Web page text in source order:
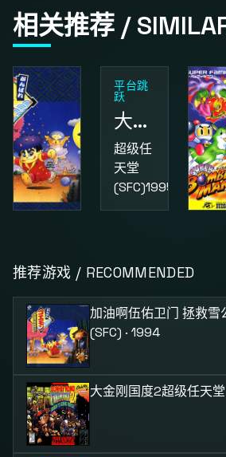
相关推荐 /
超级任
天堂
(SFC)1994
平台跳
跃
大金刚国度2
超级任
天堂
(SFC)1995
天堂
推荐游戏 / RECOMMENDED
加油啊伍佑卫门 拯救雪
(SFC) · 1994
大金刚国度2超级任天堂